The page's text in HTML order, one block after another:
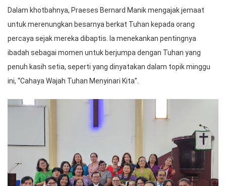
Dalam khotbahnya, Praeses Bernard Manik mengajak jemaat
untuk merenungkan besarnya berkat Tuhan kepada orang
percaya sejak mereka dibaptis. Ia menekankan pentingnya
ibadah sebagai momen untuk berjumpa dengan Tuhan yang
penuh kasih setia, seperti yang dinyatakan dalam topik minggu
ini, “Cahaya Wajah Tuhan Menyinari Kita”.